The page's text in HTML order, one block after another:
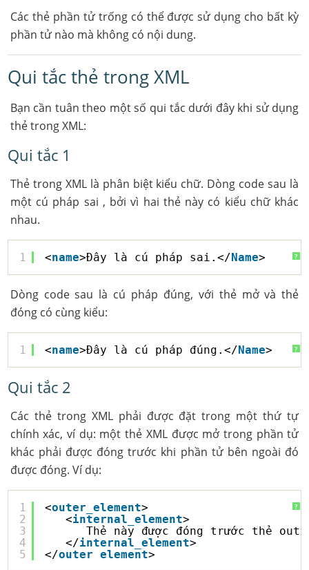
Các thẻ phần tử trống có thể được sử dụng cho bất kỳ
phần tử nào mà không có nội dung.
Qui tắc thẻ trong XML
Bạn cần tuân theo một số qui tắc dưới đây khi sử dụng
thẻ trong XML:
Qui tắc 1
Thẻ trong XML là phân biệt kiểu chữ. Dòng code sau là
một cú pháp sai , bởi vì hai thẻ này có kiểu chữ khác
nhau.
?
1 <name>Đây là cú pháp sai.</Name>
Dòng code sau là cú pháp đúng, với thẻ mở và thẻ
đóng có cùng kiểu:
?
1 <name>Đây là cú pháp đúng.</Name>
Qui tắc 2
Các thẻ trong XML phải được đặt trong một thứ tự
chính xác, ví dụ: một thẻ XML được mở trong phần tử
khác phải được đóng trước khi phần tử bên ngoài đó
được đóng. Ví dụ:
?
1
2
3
4
5
<outer_element>
<internal_element>
Thẻ này được đóng trước thẻ
</internal_element>
</outer_element>